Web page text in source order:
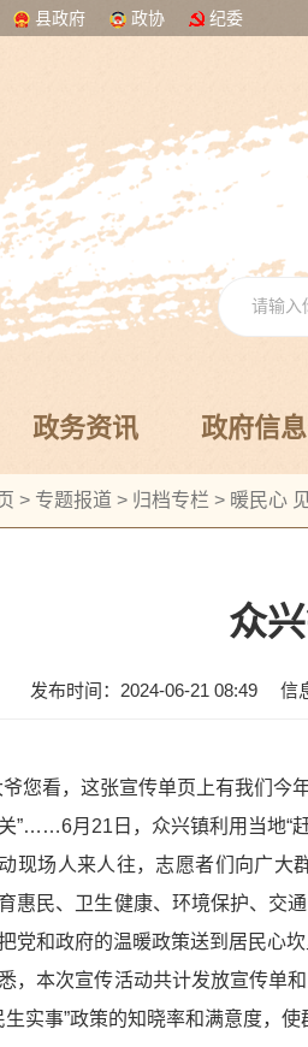
县政府 政协 纪委
政务资讯 政府信
> 专题报道 > 归档专栏 > 暖民心
众
发布时间：2024-06-21 08:49 信
爷您看，这张宣传单页上有我们今
”……6月21日，众兴镇利用当地“
现场人来人往，志愿者们向广大
惠民、卫生健康、环境保护、交
党和政府的温暖政策送到居民心
，本次宣传活动共计发放宣传单
生实事”政策的知晓率和满意度，